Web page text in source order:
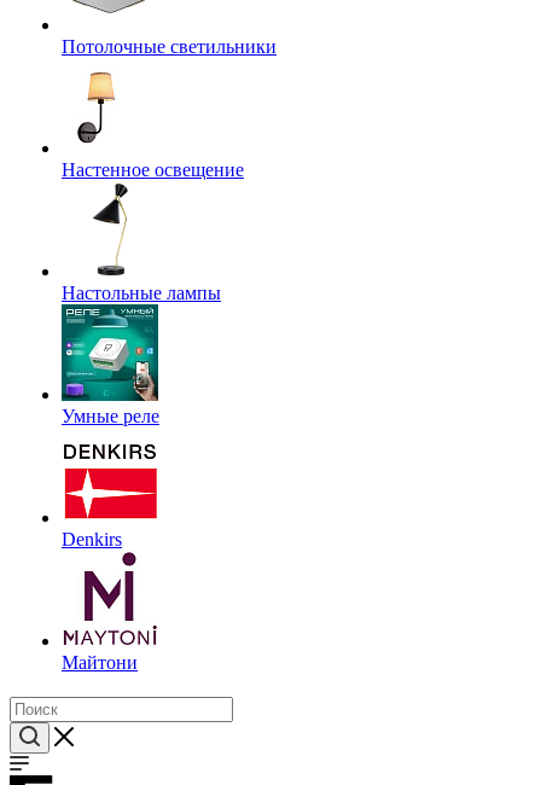
Потолочные светильники
Настенное освещение
Настольные лампы
Умные реле
Denkirs
Майтони